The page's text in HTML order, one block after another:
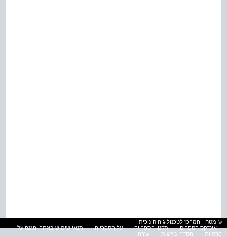
© מטח - המרכז לטכנולוגיה חינוכית
אינדקס הספרים
תקנון הספרייה על הספרייה
תנאי שימוש באתר והגנה על
פרטיות
הסדרי נגישות עזרה